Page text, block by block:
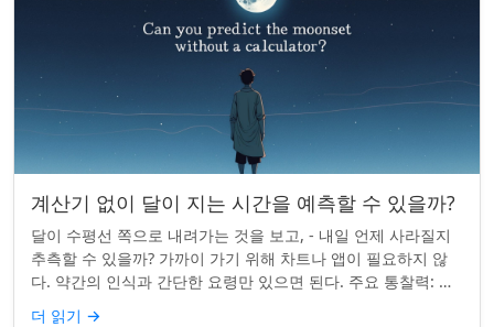
계산기 없이 달이 지는 시간을 예측할 수 있을까?
달이 수평선 쪽으로 내려가는 것을 보고, - 내일 언제 사라질지
추측할 수 있을까? 가까이 가기 위해 차트나 앱이 필요하지 않
다. 약간의 인식과 간단한 요령만 있으면 된다. 주요 통찰력: 오
늘의 달 뜨는 시간을 알고...
더 읽기 →